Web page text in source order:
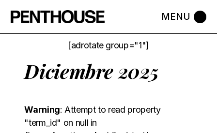
[adrotate group="1"]
Diciembre 2025
Warning: Attempt to read property
"term_id" on null in